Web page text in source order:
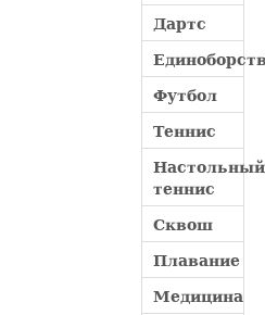
Дартс
Футбол
Теннис
Настольный
теннис
Сквош
Плавание
Медицина